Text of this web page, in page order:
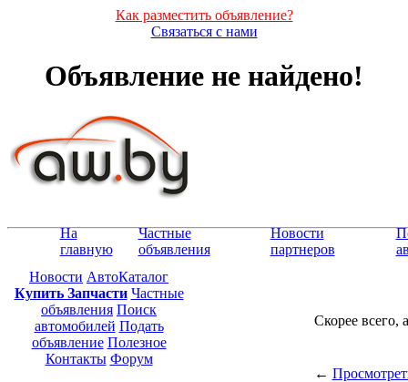
Как разместить объявление?
Связаться с нами
Объявление не найдено!
На
главную
Частные
объявления
Новости
партнеров
Новости АвтоКаталог
Купить Запчасти Частные
объявления Поиск
автомобилей Подать
объявление Полезное
Контакты Форум
Скорее всего,
←